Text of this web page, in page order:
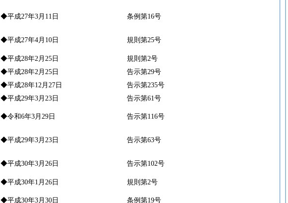
◆平成27年3月11日 条例第16号
◆平成27年4月10日 規則第25号
◆平成28年2月25日
規則第2号
◆平成28年2月25日
告示第29号
◆平成28年12月27日
告示第235号
◆平成29年3月23日
告示第61号
◆令和6年3月29日 告示第116号
◆平成29年3月23日 告示第63号
◆平成30年3月26日 告示第102号
◆平成30年1月26日
規則第2号
◆平成30年3月30日 条例第19号